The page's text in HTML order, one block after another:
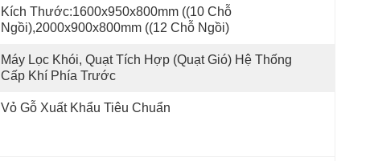
Kích Thước:1600x950x800mm ((10 Chỗ
Ngồi),2000x900x800mm ((12 Chỗ Ngồi)
Máy Lọc Khói, Quạt Tích Hợp (quạt Gió) Hệ Thống
Cấp Khí Phía Trước
Vỏ Gỗ Xuất Khẩu Tiêu Chuẩn